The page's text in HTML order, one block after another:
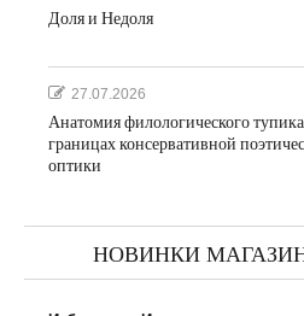
Доля и Недоля
27.07.2026
Анатомия филологического
границах консервативной
оптики
НОВИНКИ